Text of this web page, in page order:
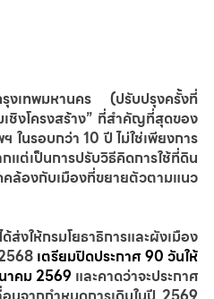
งเทพมหานคร (ปรับปรุงครั้งที่
ชิงโครงสร้าง” ที่สำคัญที่สุดของ
ในรอบกว่า 10 ปี ไม่ใช่เพียงการ
ต่เป็นการปรับวิธีคิดการใช้ที่ดิน
องกับเมืองที่ขยายตัวตามแนว
ให้กรมโยธาธิการและผังเมือง
เตรียมปิดประกาศ 90 วันให้
าคม 2569 และคาดว่าจะประกาศ